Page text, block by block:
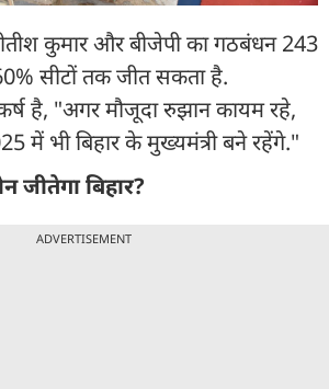
कुमार और बीजेपी का गठबंधन 243
सीटों तक जीत सकता है.
है, "अगर मौजूदा रुझान कायम रहे,
में भी बिहार के मुख्यमंत्री बने रहेंगे."
जीतेगा बिहार?
ADVERTISEMENT